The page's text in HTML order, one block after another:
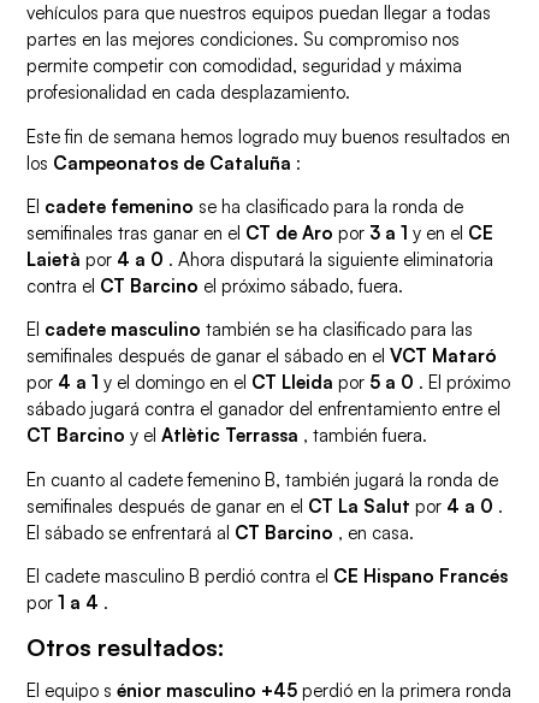
vehículos para que nuestros equipos puedan llegar a todas
partes en las mejores condiciones. Su compromiso nos
permite competir con comodidad, seguridad y máxima
profesionalidad en cada desplazamiento.
Este fin de semana hemos logrado muy buenos resultados en
los Campeonatos de Cataluña :
El cadete femenino se ha clasificado para la ronda de
semifinales tras ganar en el CT de Aro por 3 a 1 y en el CE
Laietà por 4 a 0 . Ahora disputará la siguiente eliminatoria
contra el CT Barcino el próximo sábado, fuera.
El cadete masculino también se ha clasificado para las
semifinales después de ganar el sábado en elVCT Mataró
por 4 a 1 y el domingo en el CT Lleida por 5 a 0 . El próximo
sábado jugará contra el ganador del enfrentamiento entre el
CT Barcino y elAtlètic Terrassa , también fuera.
En cuanto al cadete femenino B, también jugará la ronda de
semifinales después de ganar en el CT La Salut por 4 a 0 .
El sábado se enfrentará al CT Barcino , en casa.
El cadete masculino B perdió contra el CE Hispano Francés
por1 a 4 .
Otros resultados:
El equipo sénior masculino +45 perdió en la primera ronda